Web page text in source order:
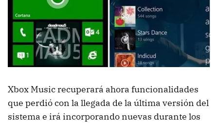
Xbox Music recuperará ahora funcionalidades
que perdió con la llegada de la última versión del
sistema e irá incorporando nuevas durante los